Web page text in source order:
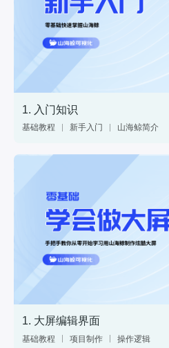
1. 入门知识
基础教程 新手入门 山海鲸简介
1. 大屏编辑界面
基础教程 项目制作 操作逻辑